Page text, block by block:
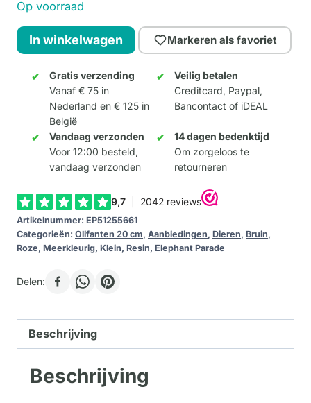
Op voorraad
Que
Seja
Doce
(zonder
doos)
aantal
In winkelwagen Markeren als favoriet
Gratis verzending
Vanaf € 75 in
Nederland en € 125 in
België
Veilig betalen
Creditcard, Paypal,
Bancontact of iDEAL
Vandaag verzonden
Voor 12:00 besteld,
vandaag verzonden
14 dagen bedenktijd
Om zorgeloos te
retourneren
Artikelnummer: EP51255661
Categorieën: Olifanten 20 cm, Aanbiedingen, Dieren, Bruin,
Roze, Meerkleurig, Klein, Resin, Elephant Parade
Delen:
Beschrijving
Beschrijving